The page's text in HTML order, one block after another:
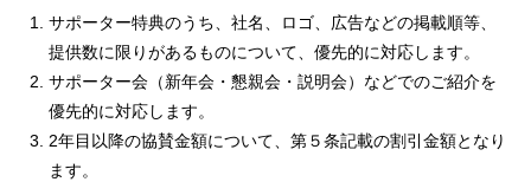
サポーター特典のうち、社名、ロゴ、広告などの掲載順等、
提供数に限りがあるものについて、優先的に対応します。
サポーター会（新年会・懇親会・説明会）などでのご紹介を
優先的に対応します。
2年目以降の協賛金額について、第５条記載の割引金額となり
ます。